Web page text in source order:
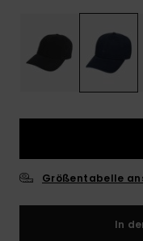
Größentabelle
In